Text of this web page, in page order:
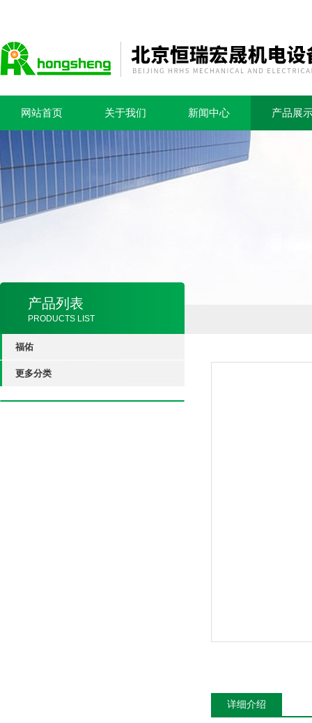
网站首页 关于我们 新闻中心 产品展
产品列表
PRODUCTS LIST
福佑
更多分类
详细介绍